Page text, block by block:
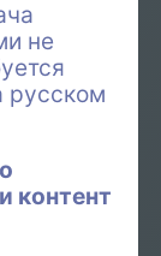
не
русском
контент